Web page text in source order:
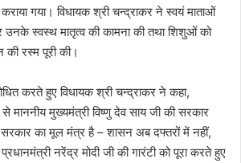
गया। विधायक श्री चन्द्राकर ने स्वयं माताओं
उनके स्वस्थ मातृत्व की कामना की तथा शिशुओं को
रस्म पूरी की।
करते हुए विधायक श्री चन्द्राकर ने कहा,
माननीय मुख्यमंत्री विष्णु देव साय जी की सरकार
का मूल मंत्र है – शासन अब दफ्तरों में नहीं,
नरेंद्र मोदी जी की गारंटी को पूरा करते हुए